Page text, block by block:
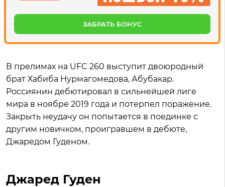
ЗАБРАТЬ БОНУС
В прелимах на UFC 260 выступит двоюродный
брат Хабиба Нурмагомедова, Абубакар.
Россиянин дебютировал в сильнейшей лиге
мира в ноябре 2019 года и потерпел поражение.
Закрыть неудачу он попытается в поединке с
другим новичком, проигравшем в дебюте,
Джаредом Гуденом.
Джаред Гуден